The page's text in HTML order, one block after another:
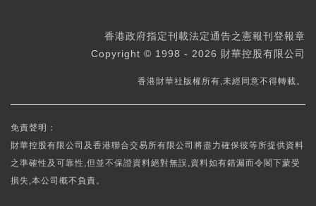
香港政府指定刊載法定通告之憲報刊登報章
Copyright © 1998 - 2026 財華控股有限公司
香港財華社版權所有,未經同意不得轉載。
免責聲明：
財華控股有限公司及香港聯合交易所有限公司將盡力確保彼等所提供資料
之準確性及可靠性,但並不保證資料絕對無誤,資料如有錯漏而令閣下蒙受
損失,本公司概不負責。